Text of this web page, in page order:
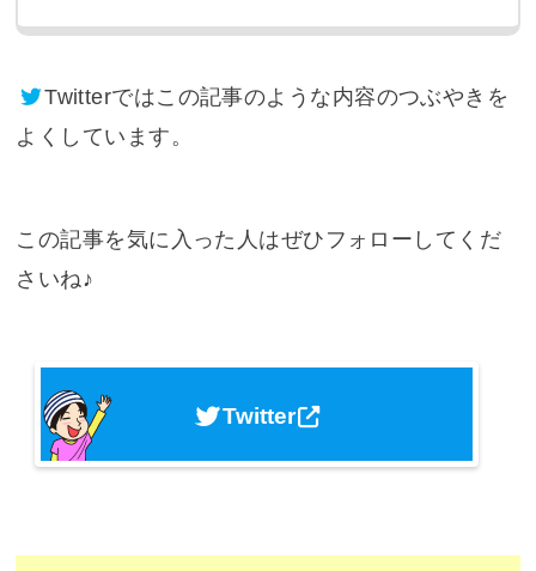
Twitterではこの記事のような内容のつぶやきを
よくしています。
この記事を気に入った人はぜひフォローしてくだ
さいね♪
Twitter